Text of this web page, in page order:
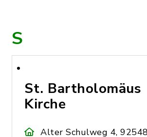
S
St. Bartholomäus
Kirche
Alter Schulweg 4,